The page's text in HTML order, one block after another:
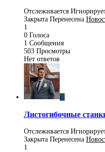
Отслеживается
Закрыта Перенесена
1
0 Голоса
1 Сообщения
503 Просмотры
Нет ответов
K
Листогибочные
Отслеживается
Закрыта Перенесена
1